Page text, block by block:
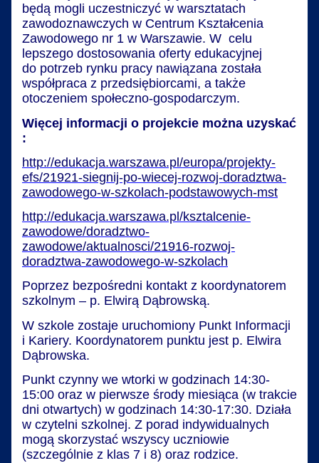
będą mogli uczestniczyć w warsztatach
zawodoznawczych w Centrum Kształcenia
Zawodowego nr 1 w Warszawie. W celu
lepszego dostosowania oferty edukacyjnej
do potrzeb rynku pracy nawiązana została
współpraca z przedsiębiorcami, a także
otoczeniem społeczno-gospodarczym.
Więcej informacji o projekcie można uzyskać
:
http://edukacja.warszawa.pl/europa/projekty-
efs/21921-siegnij-po-wiecej-rozwoj-doradztwa-
zawodowego-w-szkolach-podstawowych-mst
http://edukacja.warszawa.pl/ksztalcenie-
zawodowe/doradztwo-
zawodowe/aktualnosci/21916-rozwoj-
doradztwa-zawodowego-w-szkolach
Poprzez bezpośredni kontakt z koordynatorem
szkolnym – p. Elwirą Dąbrowską.
W szkole zostaje uruchomiony Punkt Informacji
i Kariery. Koordynatorem punktu jest p. Elwira
Dąbrowska.
Punkt czynny we wtorki w godzinach 14:30-
15:00 oraz w pierwsze środy miesiąca (w trakcie
dni otwartych) w godzinach 14:30-17:30. Działa
w czytelni szkolnej. Z porad indywidualnych
mogą skorzystać wszyscy uczniowie
(szczególnie z klas 7 i 8) oraz rodzice.